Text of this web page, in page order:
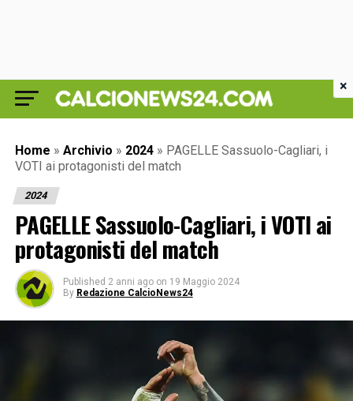
Home » Archivio » 2024 » PAGELLE Sassuolo-Cagliari, i
VOTI ai protagonisti del match
2024
PAGELLE Sassuolo-Cagliari, i VOTI ai
protagonisti del match
Published 2 anni ago on 19 Maggio 2024
By Redazione CalcioNews24
×